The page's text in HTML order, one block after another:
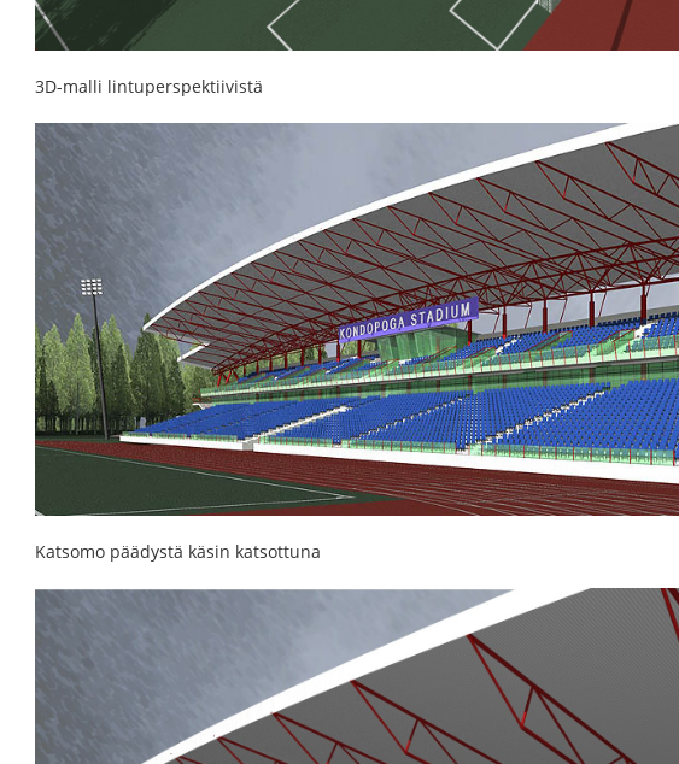
3D-malli lintuperspektiivistä
Katsomo päädystä käsin katsottuna